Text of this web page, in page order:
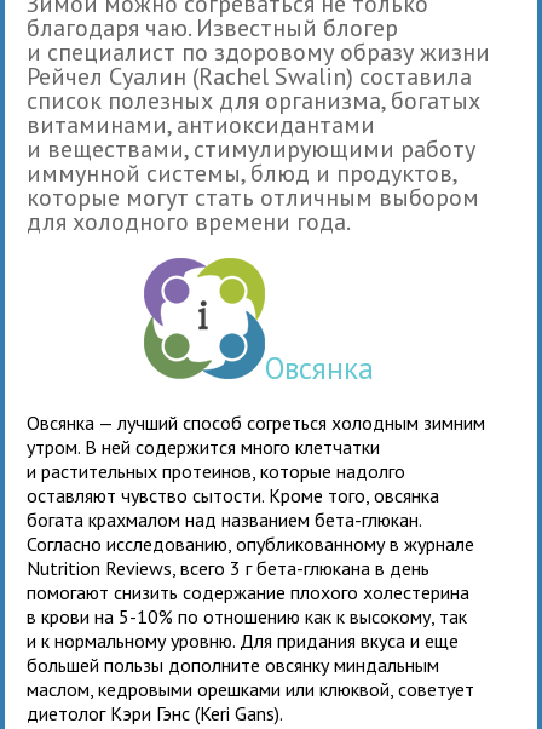
благодаря чаю. Известный блогер
и специалист по здоровому образу жизни
Рейчел Суалин (Rachel Swalin) составила
список полезных для организма, богатых
витаминами, антиоксидантами
и веществами, стимулирующими работу
иммунной системы, блюд и продуктов,
которые могут стать отличным выбором
для холодного времени года.
Овсянка
Овсянка — лучший способ согреться холодным зимним
утром. В ней содержится много клетчатки
и растительных протеинов, которые надолго
оставляют чувство сытости. Кроме того, овсянка
богата крахмалом над названием бета-глюкан.
Согласно исследованию, опубликованному в журнале
Nutrition Reviews, всего 3 г бета-глюкана в день
помогают снизить содержание плохого холестерина
в крови на 5-10% по отношению как к высокому, так
и к нормальному уровню. Для придания вкуса и еще
большей пользы дополните овсянку миндальным
маслом, кедровыми орешками или клюквой, советует
диетолог Кэри Гэнс (Keri Gans).